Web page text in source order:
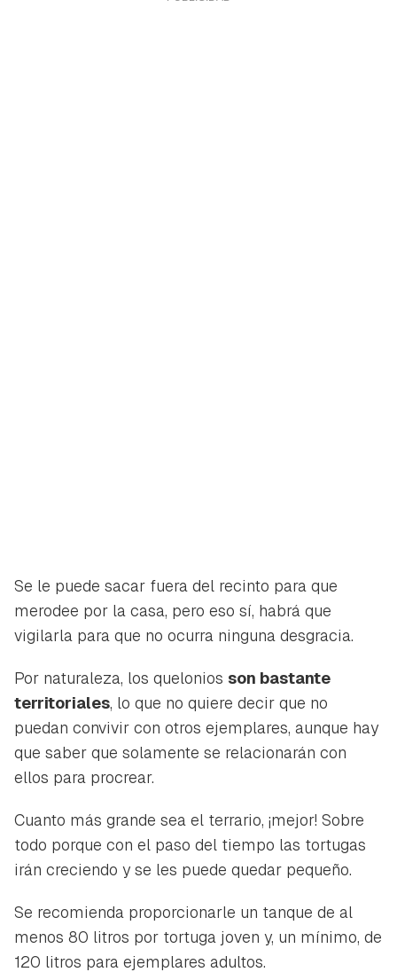
Se le puede sacar fuera del recinto para que
merodee por la casa, pero eso sí, habrá que
vigilarla para que no ocurra ninguna desgracia.
Por naturaleza, los quelonios son bastante
territoriales, lo que no quiere decir que no
puedan convivir con otros ejemplares, aunque hay
que saber que solamente se relacionarán con
ellos para procrear.
Cuanto más grande sea el terrario, ¡mejor! Sobre
todo porque con el paso del tiempo las tortugas
irán creciendo y se les puede quedar pequeño.
Se recomienda proporcionarle un tanque de al
menos 80 litros por tortuga joven y, un mínimo, de
120 litros para ejemplares adultos.